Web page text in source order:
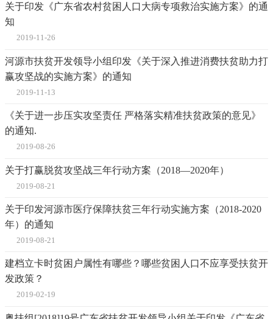
关于印发《广东省农村贫困人口大病专项救治实施方案》的通
知
2019-11-26
河源市扶贫开发领导小组印发《关于深入推进消费扶贫助力打
赢攻坚战的实施方案》的通知
2019-11-13
《关于进一步压实攻坚责任 严格落实精准扶贫政策的意见》
的通知.
2019-08-26
关于打赢脱贫攻坚战三年行动方案（2018—2020年）
2019-08-21
关于印发河源市医疗保障扶贫三年行动实施方案（2018-2020
年）的通知
2019-08-21
建档立卡时贫困户属性有哪些？哪些贫困人口不应享受扶贫开
发政策？
2019-02-19